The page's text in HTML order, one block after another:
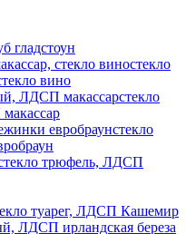
гладстоун
стекло
вино
стекло
стекло
трюфель, ЛДСП
туарег, ЛДСП Кашемир